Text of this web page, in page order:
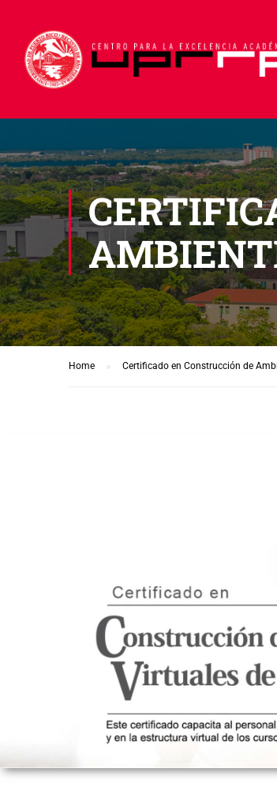
Home Certificado en Construcción de